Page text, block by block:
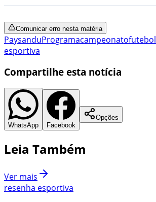
Comunicar erro nesta matéria
PaysanduProgramacampeonatofutebol
esportiva
Compartilhe esta notícia
WhatsApp Facebook
Opções
Leia Também
Ver mais
resenha esportiva